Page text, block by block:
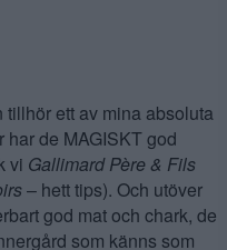
ett av mina absoluta
de MAGISKT god
vi Gallimard Père & Fils
– hett tips). Och utöver
god mat och chark, de
som känns som